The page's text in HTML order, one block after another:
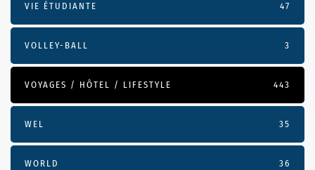
VIE ÉTUDIANTE 47
VOLLEY-BALL 3
VOYAGES / HÔTEL / LIFESTYLE 443
WEL 35
WORLD 36